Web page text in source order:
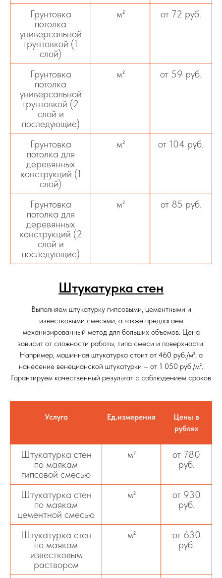
Грунтовка
потолка
универсальной
грунтовкой (1
слой)
м² от 72 руб.
Грунтовка
потолка
универсальной
грунтовкой (2
слой и
последующие)
м² от 59 руб.
Грунтовка
потолка для
деревянных
конструкций (1
слой)
м² от 104 руб.
Грунтовка
потолка для
деревянных
конструкций (2
слой и
последующие)
м² от 85 руб.
Штукатурка стен
Выполняем штукатурку гипсовыми, цементными и
известковыми смесями, а также предлагаем
механизированный метод для больших объемов. Цена
зависит от сложности работы, типа смеси и поверхности.
Например, машинная штукатурка стоит от 460 руб./м², а
нанесение венецианской штукатурки – от 1 050 руб./м².
Гарантируем качественный результат с соблюдением сроков
Услуга Ед.измерения
Цены в
рублях
Штукатурка стен
по маякам
гипсовой смесью
м²
от 780
руб.
Штукатурка стен
по маякам
цементной смесью
м²
от 930
руб.
Штукатурка стен
по маякам
известковым
раствором
м²
от 630
руб.